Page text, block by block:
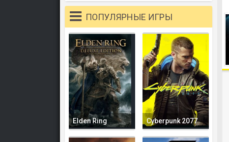
ПОПУЛЯРНЫЕ ИГРЫ
Elden Ring Cyberpunk 2077